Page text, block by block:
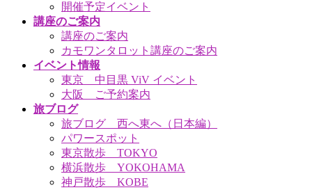
開催予定イベント
講座のご案内
講座のご案内
カモワンタロット講座のご案内
イベント情報
東京 中目黒 ViV イベント
大阪 ご予約案内
旅ブログ
旅ブログ 西へ東へ（日本編）
パワースポット
東京散歩 TOKYO
横浜散歩 YOKOHAMA
神戸散歩 KOBE